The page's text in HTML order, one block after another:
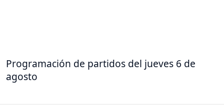
Programación de partidos del jueves 6 de
agosto